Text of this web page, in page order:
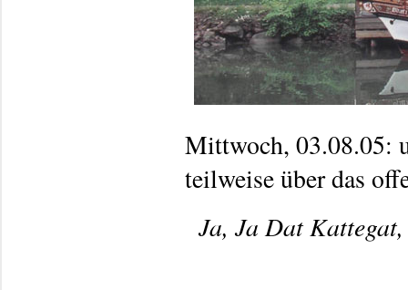
Mittwoch, 03.08.05:
teilweise über das
Ja, Ja Dat